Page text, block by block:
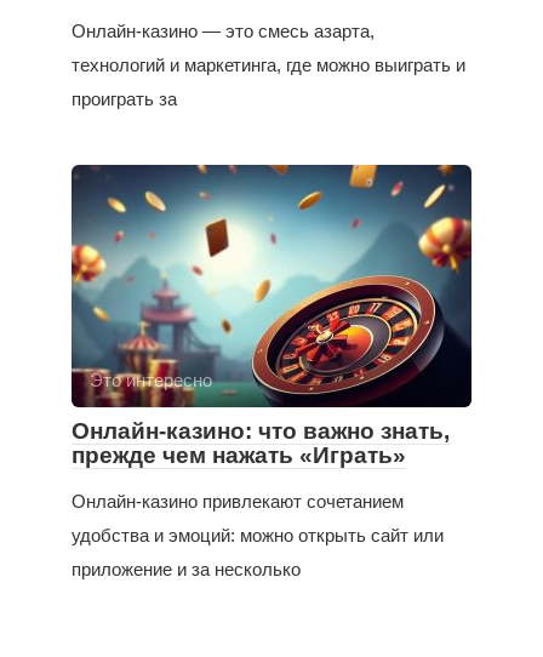
Онлайн-казино — это смесь азарта,
технологий и маркетинга, где можно выиграть и
проиграть за
Это интересно
Онлайн-казино: что важно знать,
прежде чем нажать «Играть»
Онлайн-казино привлекают сочетанием
удобства и эмоций: можно открыть сайт или
приложение и за несколько